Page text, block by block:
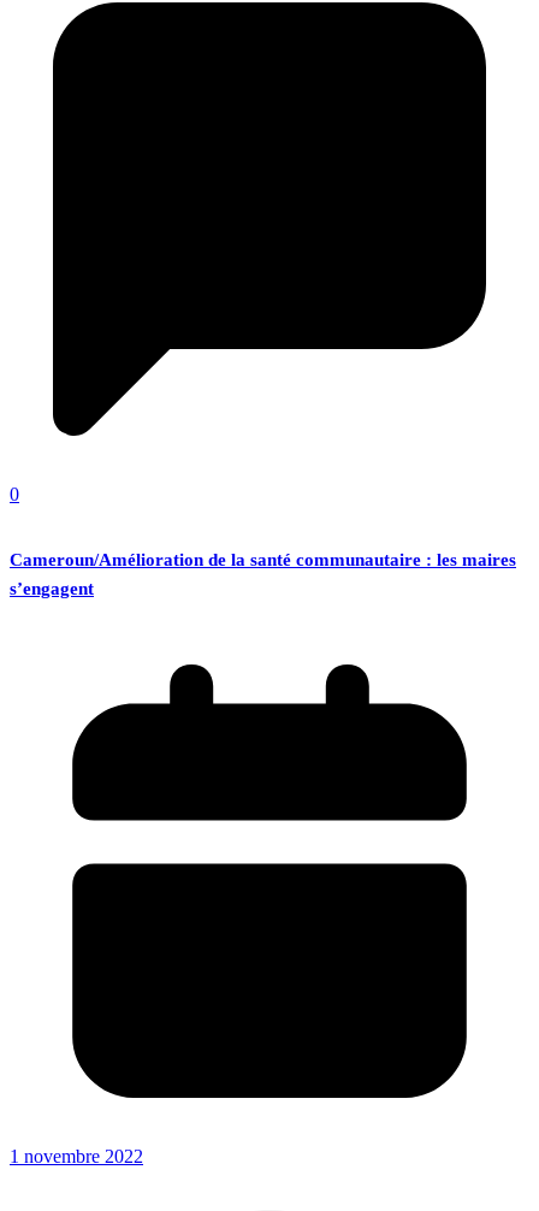
0
Cameroun/Amélioration de la santé communautaire : les maires
s’engagent
1 novembre 2022